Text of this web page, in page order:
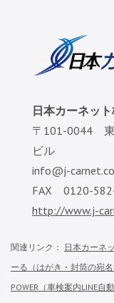
日本カーネッ
〒101-0044 東
ビル
info@j-
FAX 0120-
http://www.j-
関連リンク： 日本カーネ
ーる（はがき・封筒の宛名
POWER（車検案内LINE自